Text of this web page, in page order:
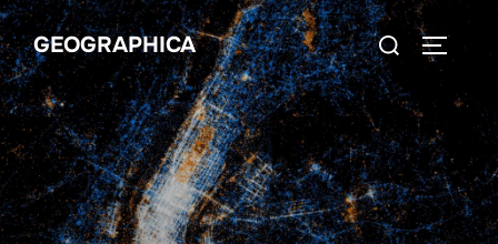
Aller
au
contenu
GEOGRAPHICA Rechercher :